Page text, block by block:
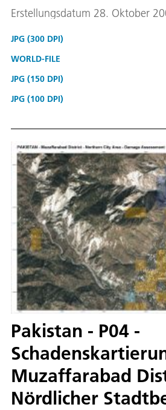
Erstellungsdatum 28. Oktober
JPG (300 DPI)
WORLD-FILE
JPG (150 DPI)
JPG (100 DPI)
Pakistan - P04 -
Muzaffarabad
Nördlicher